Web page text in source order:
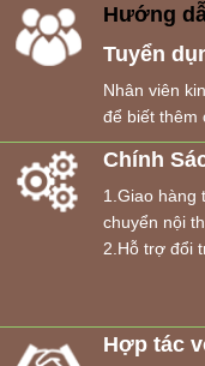
Hướng
Tuyển
Nhân viên
để biết thêm
Chính
1.Giao hàng
chuyển nội
2.Hỗ trợ đổi
Hợp tác